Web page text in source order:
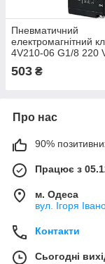
Пневматичний
електромагнітний
4V210-06 G1/8 220
503 ₴
Про нас
90%
Працює з
м. Одеса
вул. Ігоря
Контакти
Сьогодні